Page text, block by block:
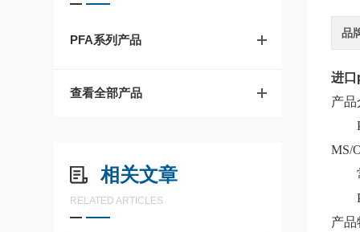
PFA系列产品
查看全部产品
相关文章
RELATED ARTICLES
品
进口
产品
MS/
产品